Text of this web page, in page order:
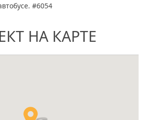
#6054
НА КАРТЕ